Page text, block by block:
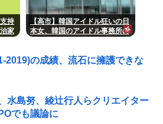
持
家
【高市】韓国アイドル狂いの日
本女、韓国のアイドル事務所の
2019)の成績、流石に擁護できな
水島努、綾辻行人らクリエイター
でも議論に